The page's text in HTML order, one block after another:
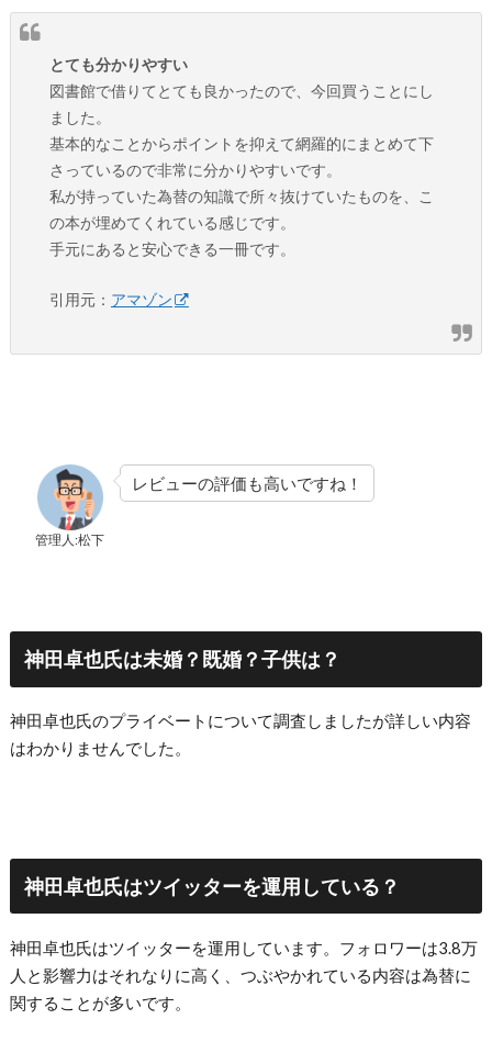
とても分かりやすい
図書館で借りてとても良かったので、今回買うことにし
ました。
基本的なことからポイントを抑えて網羅的にまとめて下
さっているので非常に分かりやすいです。
私が持っていた為替の知識で所々抜けていたものを、こ
の本が埋めてくれている感じです。
手元にあると安心できる一冊です。
引用元： アマゾン
管理人:松下
レビューの評価も高いですね！
神田卓也氏は未婚？既婚？子供は？
神田卓也氏のプライベートについて調査しましたが詳しい内容
はわかりませんでした。
神田卓也氏はツイッターを運用している？
神田卓也氏はツイッターを運用しています。フォロワーは3.8万
人と影響力はそれなりに高く、つぶやかれている内容は為替に
関することが多いです。